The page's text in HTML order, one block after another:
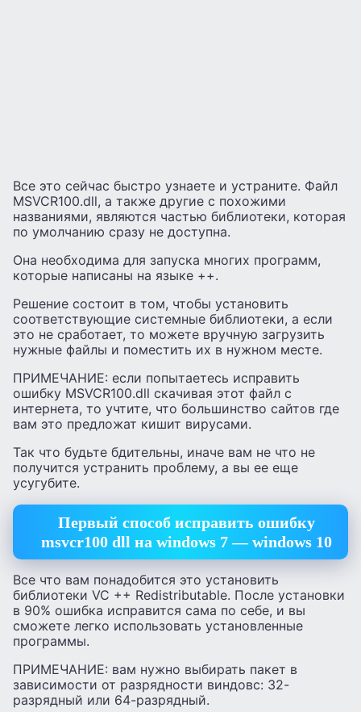
Все это сейчас быстро узнаете и устраните. Файл
MSVCR100.dll, а также другие с похожими
названиями, являются частью библиотеки, которая
по умолчанию сразу не доступна.
Она необходима для запуска многих программ,
которые написаны на языке ++.
Решение состоит в том, чтобы установить
соответствующие системные библиотеки, а если
это не сработает, то можете вручную загрузить
нужные файлы и поместить их в нужном месте.
ПРИМЕЧАНИЕ: если попытаетесь исправить
ошибку MSVCR100.dll скачивая этот файл с
интернета, то учтите, что большинство сайтов где
вам это предложат кишит вирусами.
Так что будьте бдительны, иначе вам не что не
получится устранить проблему, а вы ее еще
усугубите.
Первый способ исправить ошибку
msvcr100 dll на windows 7 — windows 10
Все что вам понадобится это установить
библиотеки VC ++ Redistributable. После установки
в 90% ошибка исправится сама по себе, и вы
сможете легко использовать установленные
программы.
ПРИМЕЧАНИЕ: вам нужно выбирать пакет в
зависимости от разрядности виндовс: 32-
разрядный или 64-разрядный.